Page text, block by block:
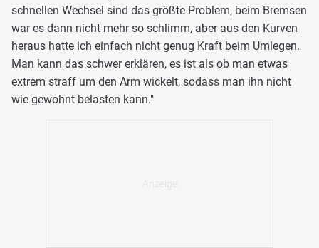
schnellen Wechsel sind das größte Problem, beim Bremsen
war es dann nicht mehr so schlimm, aber aus den Kurven
heraus hatte ich einfach nicht genug Kraft beim Umlegen.
Man kann das schwer erklären, es ist als ob man etwas
extrem straff um den Arm wickelt, sodass man ihn nicht
wie gewohnt belasten kann."